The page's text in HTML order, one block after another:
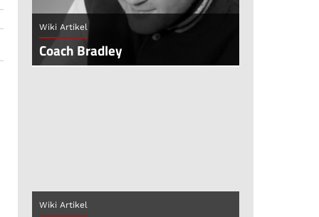
Wiki Artikel
Coach Bradley
Wiki Artikel